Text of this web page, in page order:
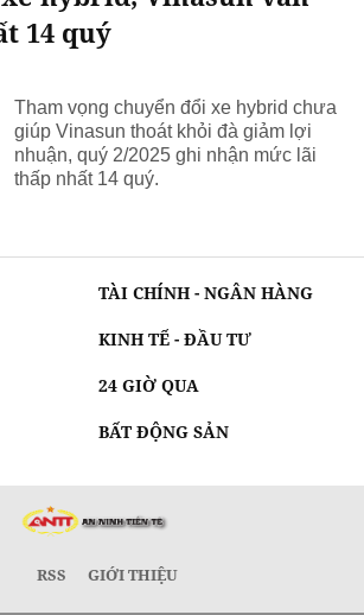
14 quý
Tham vọng chuyển đổi xe hybrid chưa
giúp Vinasun thoát khỏi đà giảm lợi
nhuận, quý 2/2025 ghi nhận mức lãi
thấp nhất 14 quý.
TÀI CHÍNH - NGÂN HÀNG
KINH TẾ - ĐẦU TƯ
24 GIỜ QUA
BẤT ĐỘNG SẢN
RSS GIỚI THIỆU